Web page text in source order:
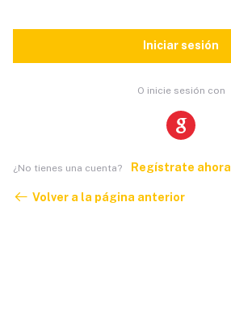
Iniciar sesión
O inicie sesión con
¿No tienes una cuenta? Regístrate ahora
Volver a la página anterior